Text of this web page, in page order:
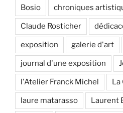
Bosio chroniques
Claude Rosticher
exposition galerie d'art
journal d'une exposition
l'Atelier Franck Michel La
laure matarasso Laurent